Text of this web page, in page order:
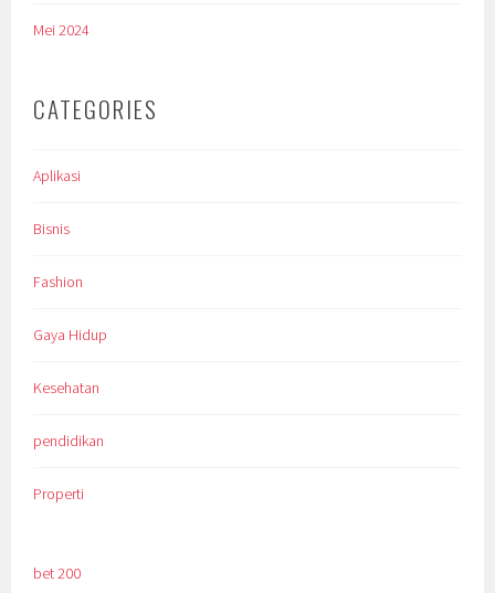
Mei 2024
CATEGORIES
Aplikasi
Bisnis
Fashion
Gaya Hidup
Kesehatan
pendidikan
Properti
bet 200